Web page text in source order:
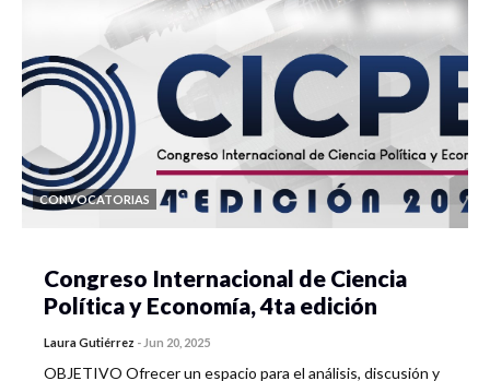
CONVOCATORIAS
Congreso Internacional de Ciencia
Política y Economía, 4ta edición
Laura Gutiérrez - Jun 20, 2025
OBJETIVO Ofrecer un espacio para el análisis, discusión y